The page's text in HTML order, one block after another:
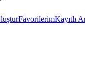
FavorilerimKayıtlı